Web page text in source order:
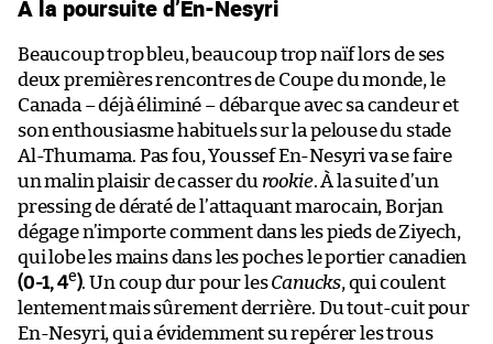
À la poursuite d’En-Nesyri
Beaucoup trop bleu, beaucoup trop naïf lors de ses
deux premières rencontres de Coupe du monde, le
Canada – déjà éliminé – débarque avec sa candeur et
son enthousiasme habituels sur la pelouse du stade
Al-Thumama. Pas fou, Youssef En-Nesyri va se faire
un malin plaisir de casser du rookie. À la suite d’un
pressing de dératé de l’attaquant marocain, Borjan
dégage n’importe comment dans les pieds de Ziyech,
qui lobe les mains dans les poches le portier canadien
(0-1, 4e). Un coup dur pour lesCanucks, qui coulent
lentement mais sûrement derrière. Du tout-cuit pour
En-Nesyri, qui a évidemment su repérer les trous